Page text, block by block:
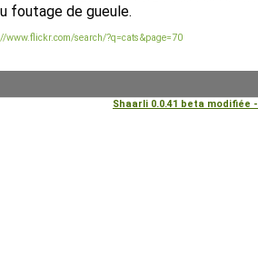
foutage de gueule.
www.flickr.com/search/?q=cats&page=70
Shaarli 0.0.41 beta modifiée -